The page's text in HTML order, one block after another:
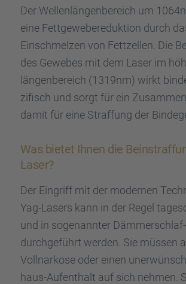
Der Wellen­län­gen­be­reich um
eine Fettge­we­be­re­duk­tion durch
Einschmel­zen von Fettzel­len. Die
des Gewebes mit dem Laser im
län­gen­be­reich (1319nm) wirkt
zi­fisch und sorgt für ein
damit für eine Straf­fung der
Was bietet Ihnen die
Laser?
Der Eingriff mit der moder­nen
Yag-Lasers kann in der Regel
und in sogenann­ter
durch­ge­führt werden. Sie müssen
Vollnar­kose oder einen
haus-Aufent­halt auf sich nehmen.